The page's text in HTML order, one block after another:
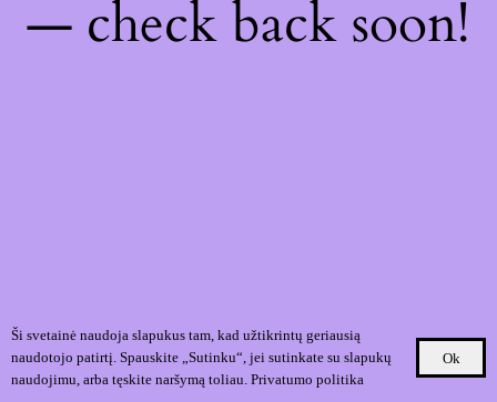
— check back soon!
Ši svetainė naudoja slapukus tam, kad užtikrintų geriausią
naudotojo patirtį. Spauskite „Sutinku“, jei sutinkate su slapukų
naudojimu, arba tęskite naršymą toliau. Privatumo politika
Ok